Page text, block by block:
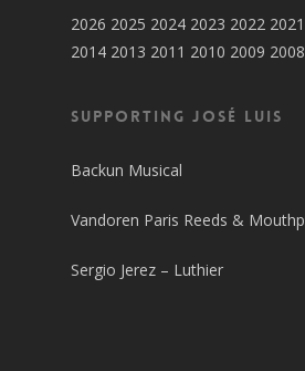
2026 2025 2024 2023 2022 2021
2014 2013 2011 2010 2009 2008
SUPPORTING JOSÉ LUIS
Backun Musical
Vandoren Paris Reeds &
Sergio Jerez – Luthier